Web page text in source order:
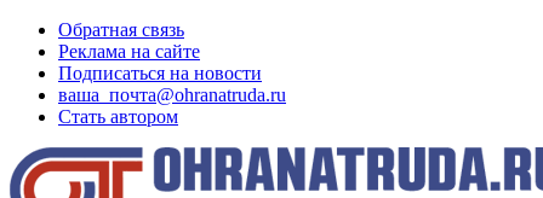
Обратная связь
Реклама на сайте
Подписаться на новости
ваша_почта@ohranatruda.ru
Стать автором